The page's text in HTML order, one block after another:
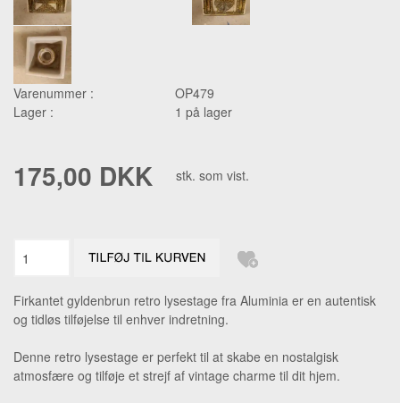
Varenummer :
OP479
Lager :
1 på lager
175,00 DKK stk. som vist.
Firkantet gyldenbrun retro lysestage fra Aluminia er en autentisk
og tidløs tilføjelse til enhver indretning.
Denne retro lysestage er perfekt til at skabe en nostalgisk
atmosfære og tilføje et strejf af vintage charme til dit hjem.